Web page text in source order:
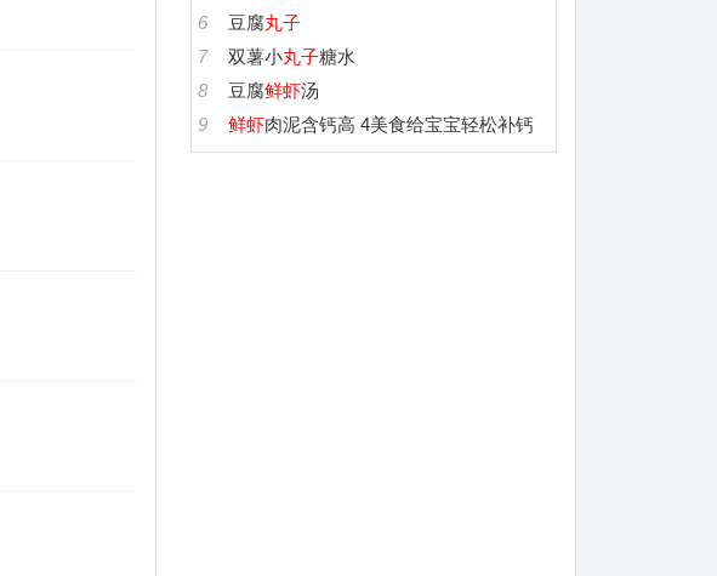
6
豆腐丸子
7
双薯小丸子糖水
8
豆腐鲜虾汤
9
鲜虾肉泥含钙高 4美食给宝宝轻松补钙